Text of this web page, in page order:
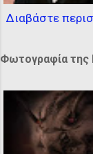
Διαβάστε
Φωτογραφία της